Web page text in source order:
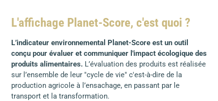
L'affichage Planet-Score, c'est quoi ?
L’indicateur environnemental Planet-Score est un outil
conçu pour évaluer et communiquer l'impact écologique des
produits alimentaires. L’évaluation des produits est réalisée
sur l’ensemble de leur "cycle de vie" c'est-à-dire de la
production agricole à l’ensachage, en passant par le
transport et la transformation.